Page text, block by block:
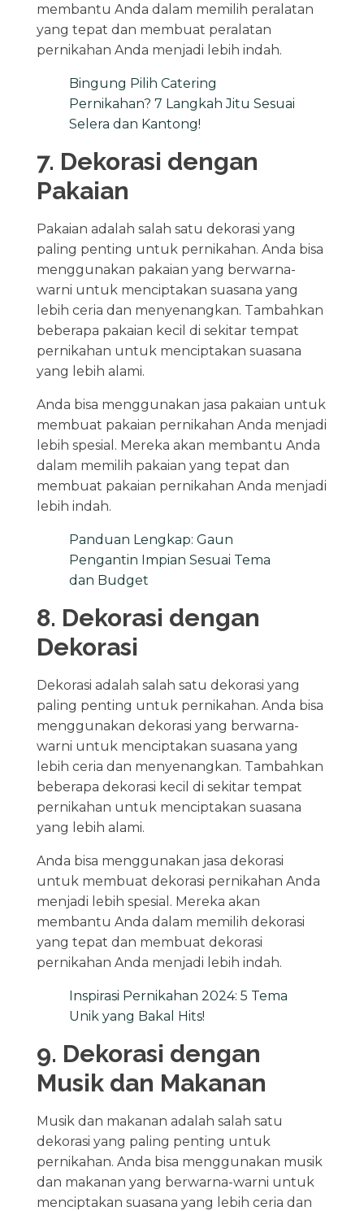
membantu Anda dalam memilih peralatan
yang tepat dan membuat peralatan
pernikahan Anda menjadi lebih indah.
Bingung Pilih Catering
Pernikahan? 7 Langkah Jitu Sesuai
Selera dan Kantong!
7. Dekorasi dengan
Pakaian
Pakaian adalah salah satu dekorasi yang
paling penting untuk pernikahan. Anda bisa
menggunakan pakaian yang berwarna-
warni untuk menciptakan suasana yang
lebih ceria dan menyenangkan. Tambahkan
beberapa pakaian kecil di sekitar tempat
pernikahan untuk menciptakan suasana
yang lebih alami.
Anda bisa menggunakan jasa pakaian untuk
membuat pakaian pernikahan Anda menjadi
lebih spesial. Mereka akan membantu Anda
dalam memilih pakaian yang tepat dan
membuat pakaian pernikahan Anda menjadi
lebih indah.
Panduan Lengkap: Gaun
Pengantin Impian Sesuai Tema
dan Budget
8. Dekorasi dengan
Dekorasi
Dekorasi adalah salah satu dekorasi yang
paling penting untuk pernikahan. Anda bisa
menggunakan dekorasi yang berwarna-
warni untuk menciptakan suasana yang
lebih ceria dan menyenangkan. Tambahkan
beberapa dekorasi kecil di sekitar tempat
pernikahan untuk menciptakan suasana
yang lebih alami.
Anda bisa menggunakan jasa dekorasi
untuk membuat dekorasi pernikahan Anda
menjadi lebih spesial. Mereka akan
membantu Anda dalam memilih dekorasi
yang tepat dan membuat dekorasi
pernikahan Anda menjadi lebih indah.
Inspirasi Pernikahan 2024: 5 Tema
Unik yang Bakal Hits!
9. Dekorasi dengan
Musik dan Makanan
Musik dan makanan adalah salah satu
dekorasi yang paling penting untuk
pernikahan. Anda bisa menggunakan musik
dan makanan yang berwarna-warni untuk
menciptakan suasana yang lebih ceria dan